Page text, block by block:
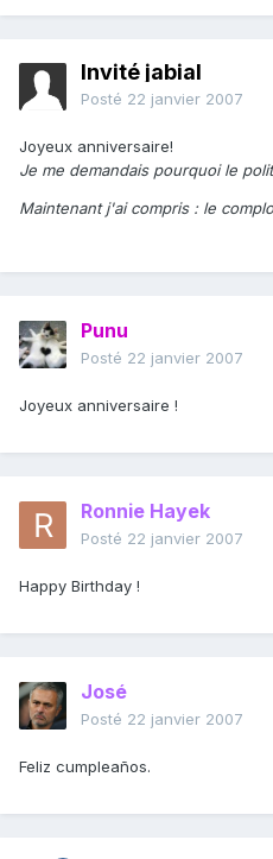
Invité jabial
Posté 22 janvier 2007
Joyeux anniversaire!
Je me demandais pourquoi le
Maintenant j'ai compris : le
Punu
Posté 22 janvier 2007
Joyeux anniversaire !
Ronnie Hayek
Posté 22 janvier 2007
Happy Birthday !
José
Posté 22 janvier 2007
Feliz cumpleaños.